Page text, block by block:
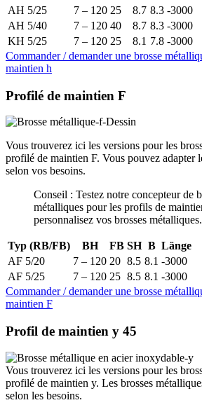
AH 5/25
7 – 120 25 8.7 8.3 -3000
AH 5/40
7 – 120 40 8.7 8.3 -3000
KH 5/25
7 – 120 25 8.1 7.8 -3000
Commander / demander une brosse
maintien h
Profilé de maintien F
Vous trouverez ici les versions pour les
profilé de maintien F. Vous pouvez adapter
selon vos besoins.
Conseil : Testez notre concepteur de
métalliques pour les profils de
personnalisez vos brosses métalliques.
Typ (RB/FB) BH FB SH B Länge
AF 5/20
7 – 120 20 8.5 8.1 -3000
AF 5/25
7 – 120 25 8.5 8.1 -3000
Commander / demander une brosse
maintien F
Profil de maintien y 45
Vous trouverez ici les versions pour les
profilé de maintien y. Les brosses
selon les besoins.